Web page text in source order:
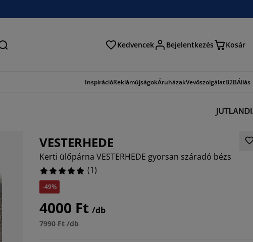
Keresés Kedvencek Bejelentkezés Kosár
InspirációReklámújságokÁruházakVevőszolgálatB2BÁllás
VESTERHEDE
Kerti ülőpárna VESTERHEDE gyorsan száradó bézs
(1)
-49%
4000 Ft /db
7990 Ft /db
100%